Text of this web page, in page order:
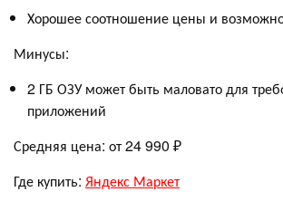
Хорошее соотношение цены и
Минусы:
2 ГБ ОЗУ может быть маловато для
приложений
Средняя цена: от 24 990 ₽
Где купить: Яндекс Маркет